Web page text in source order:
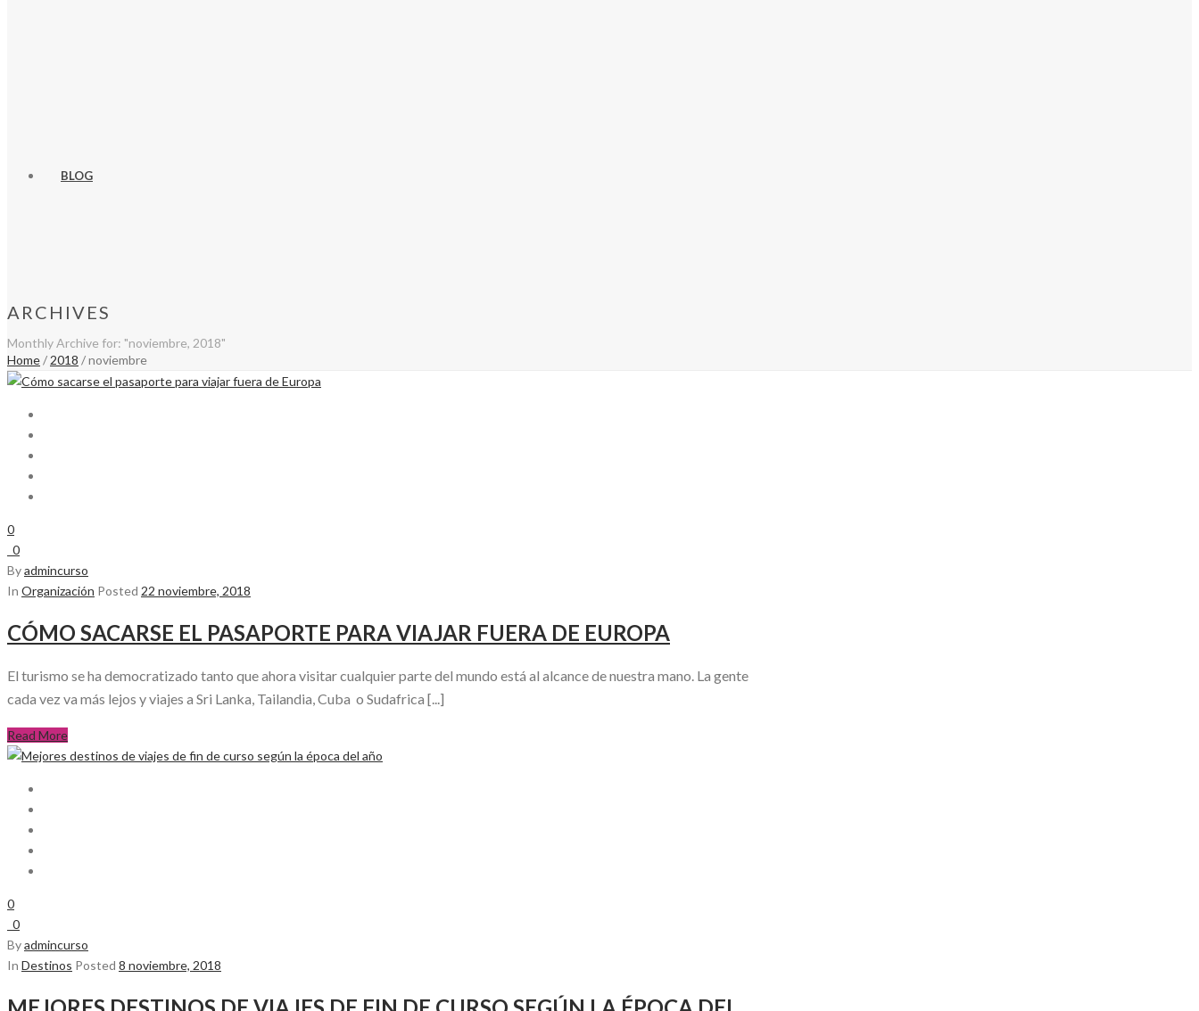
BLOG
ARCHIVES
Monthly Archive for: "noviembre, 2018"
Home/ 2018 / noviembre
0
0
Byadmincurso
In Organización Posted 22 noviembre, 2018
CÓMO SACARSE EL PASAPORTE PARA VIAJAR FUERA DE EUROPA
El turismo se ha democratizado tanto que ahora visitar cualquier parte del mundo está al alcance de nuestra mano. La gente
cada vez va más lejos y viajes a Sri Lanka, Tailandia, Cuba o Sudafrica [...]
Read More
0
0
Byadmincurso
In Destinos Posted 8 noviembre, 2018